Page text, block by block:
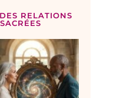
RELATIONS